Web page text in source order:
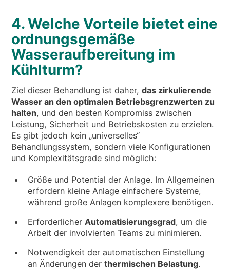
4. Welche Vorteile bietet eine
ordnungsgemäße
Wasseraufbereitung im
Kühlturm?
Ziel dieser Behandlung ist daher,das zirkulierende
Wasser an den optimalen Betriebsgrenzwerten zu
halten, und den besten Kompromiss zwischen
Leistung, Sicherheit und Betriebskosten zu erzielen.
Es gibt jedoch kein „universelles“
Behandlungssystem, sondern viele Konfigurationen
und Komplexitätsgrade sind möglich:
Grӧße und Potential der Anlage. Im Allgemeinen
erfordern kleine Anlage einfachere Systeme,
während große Anlagen komplexere benötigen.
ErforderlicherAutomatisierungsgrad, um die
Arbeit der involvierten Teams zu minimieren.
Notwendigkeit der automatischen Einstellung
an Änderungen derthermischen Belastung.